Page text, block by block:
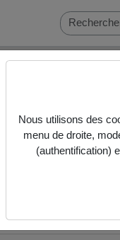
Nous utilisons des
menu de droite,
(authentification)